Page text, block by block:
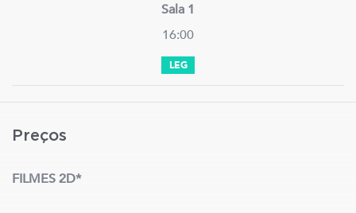
Sala 1
16:00
LEG
Preços
FILMES 2D*